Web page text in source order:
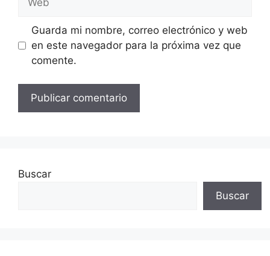
Guarda mi nombre, correo electrónico y web
en este navegador para la próxima vez que
comente.
Buscar
Buscar